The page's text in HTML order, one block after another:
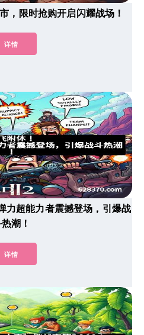
，限时抢购开启闪耀战场！
详情
力超能力者震撼登场，引爆战
潮！
详情